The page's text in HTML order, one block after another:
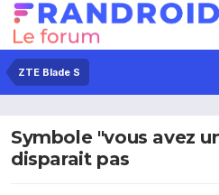
ZTE Blade S
Symbole "vous avez
disparait pas